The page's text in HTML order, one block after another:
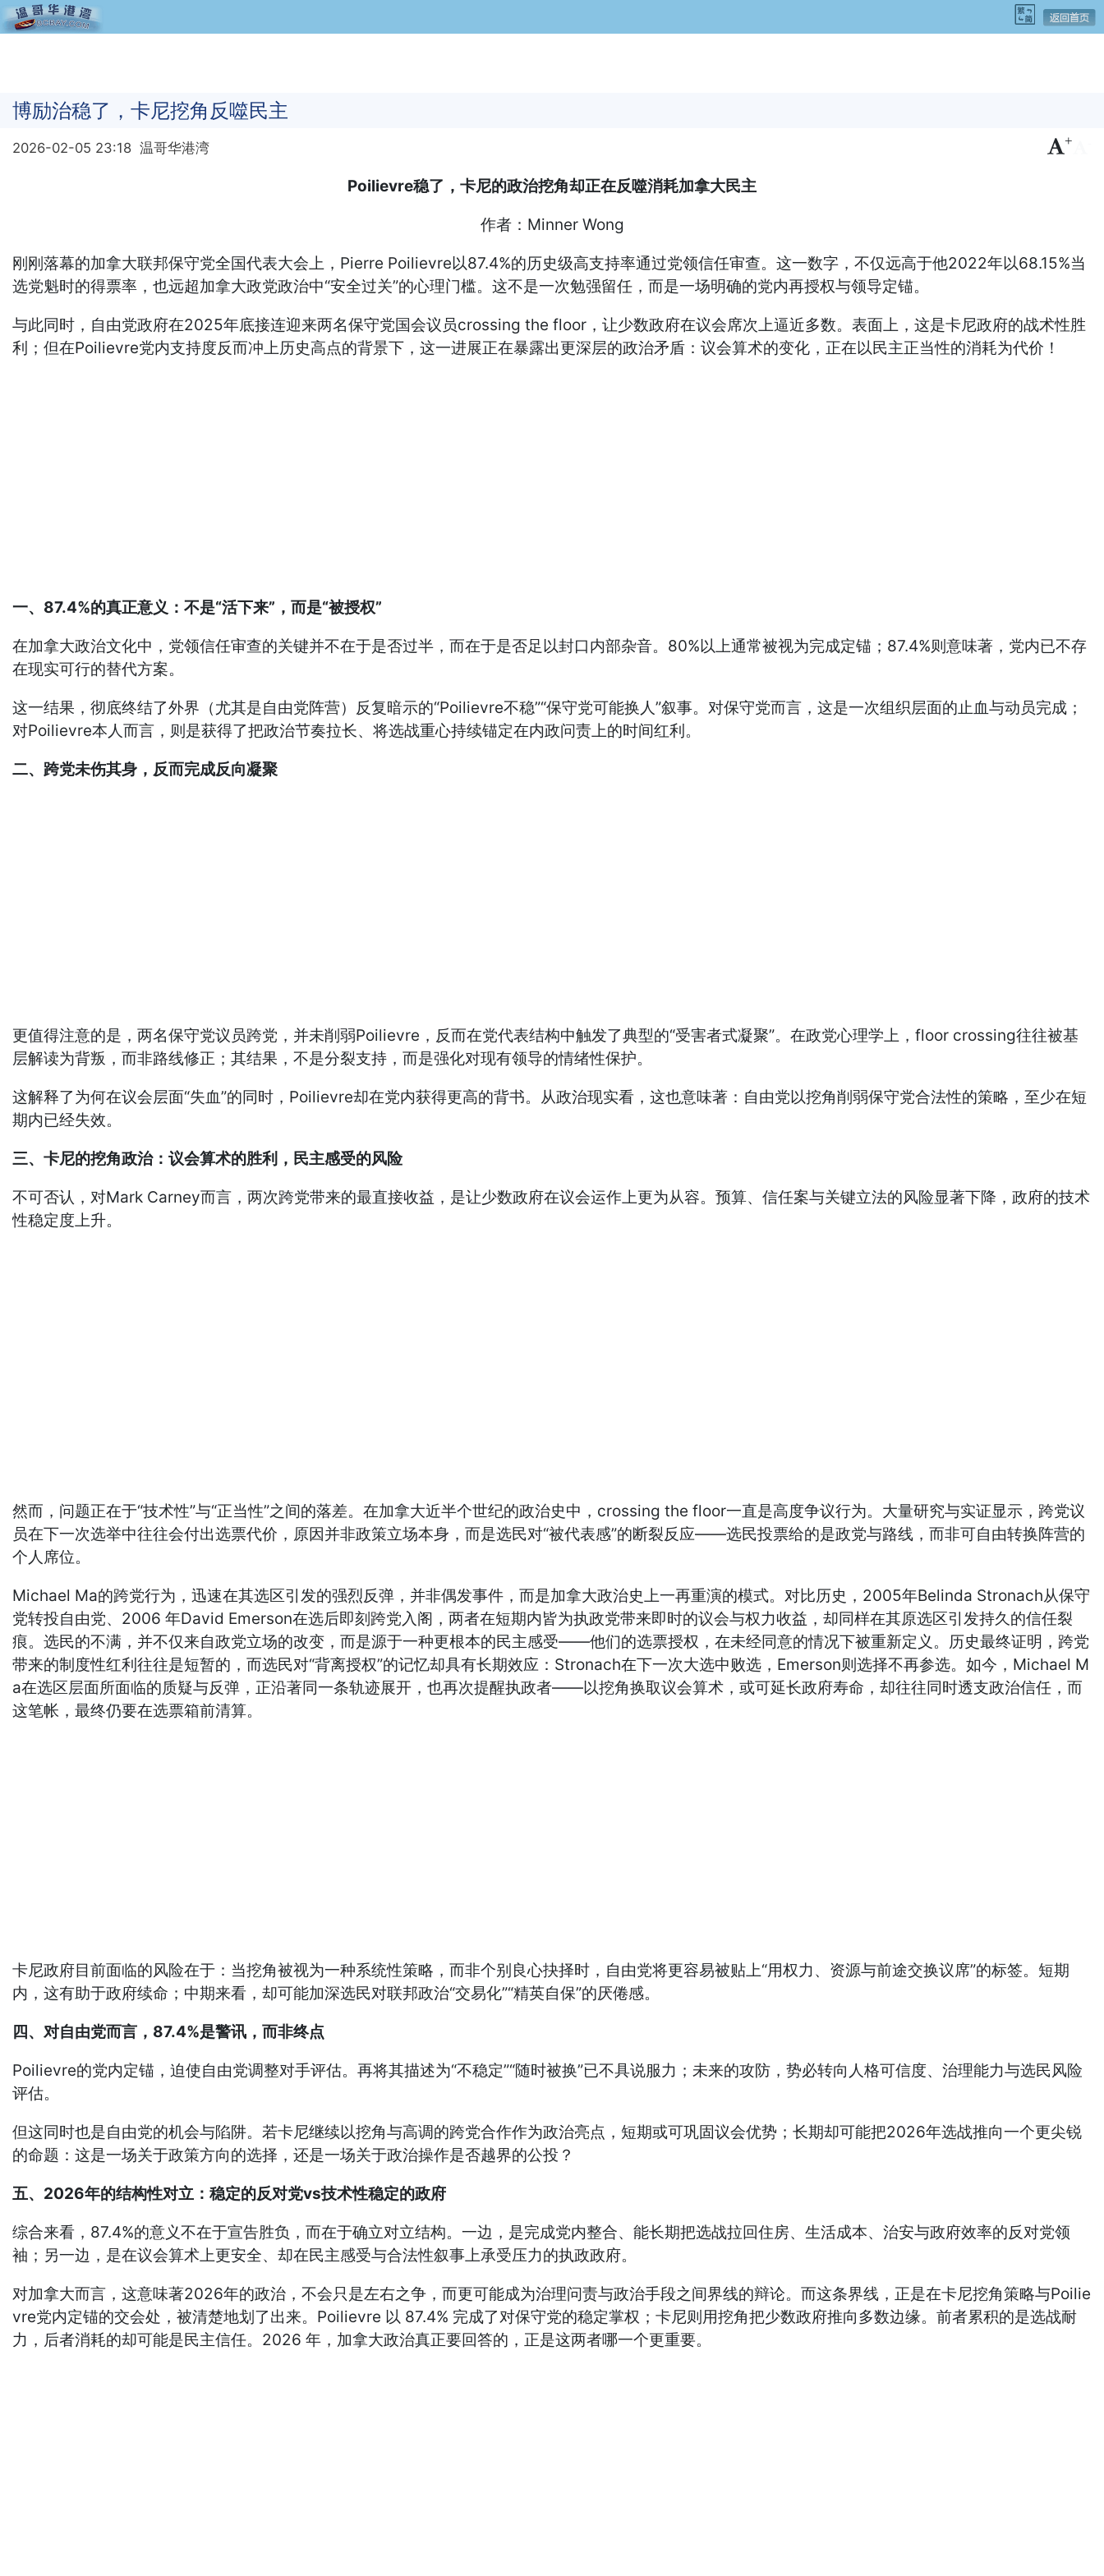
博励治稳了，卡尼挖角反噬民主
2026-02-05 23:18 温哥华港湾 +
Poilievre稳了，卡尼的政治挖角却正在反噬消耗加拿大民主
作者：Minner Wong
刚刚落幕的加拿大联邦保守党全国代表大会上，Pierre Poilievre以87.4%的历史级高支持率通过党领信任审查。这一数字，不仅远高于他2022年以68.15%当
选党魁时的得票率，也远超加拿大政党政治中“安全过关”的心理门槛。这不是一次勉强留任，而是一场明确的党内再授权与领导定锚。
与此同时，自由党政府在2025年底接连迎来两名保守党国会议员crossing the floor，让少数政府在议会席次上逼近多数。表面上，这是卡尼政府的战术性胜
利；但在Poilievre党内支持度反而冲上历史高点的背景下，这一进展正在暴露出更深层的政治矛盾：议会算术的变化，正在以民主正当性的消耗为代价！
一、87.4%的真正意义：不是“活下来”，而是“被授权”
在加拿大政治文化中，党领信任审查的关键并不在于是否过半，而在于是否足以封口内部杂音。80%以上通常被视为完成定锚；87.4%则意味著，党内已不存
在现实可行的替代方案。
这一结果，彻底终结了外界（尤其是自由党阵营）反复暗示的“Poilievre不稳”“保守党可能换人”叙事。对保守党而言，这是一次组织层面的止血与动员完成；
对Poilievre本人而言，则是获得了把政治节奏拉长、将选战重心持续锚定在内政问责上的时间红利。
二、跨党未伤其身，反而完成反向凝聚
更值得注意的是，两名保守党议员跨党，并未削弱Poilievre，反而在党代表结构中触发了典型的“受害者式凝聚”。在政党心理学上，floor crossing往往被基
层解读为背叛，而非路线修正；其结果，不是分裂支持，而是强化对现有领导的情绪性保护。
这解释了为何在议会层面“失血”的同时，Poilievre却在党内获得更高的背书。从政治现实看，这也意味著：自由党以挖角削弱保守党合法性的策略，至少在短
期内已经失效。
三、卡尼的挖角政治：议会算术的胜利，民主感受的风险
不可否认，对Mark Carney而言，两次跨党带来的最直接收益，是让少数政府在议会运作上更为从容。预算、信任案与关键立法的风险显著下降，政府的技术
性稳定度上升。
然而，问题正在于“技术性”与“正当性”之间的落差。在加拿大近半个世纪的政治史中，crossing the floor一直是高度争议行为。大量研究与实证显示，跨党议
员在下一次选举中往往会付出选票代价，原因并非政策立场本身，而是选民对“被代表感”的断裂反应——选民投票给的是政党与路线，而非可自由转换阵营的
个人席位。
Michael Ma的跨党行为，迅速在其选区引发的强烈反弹，并非偶发事件，而是加拿大政治史上一再重演的模式。对比历史，2005年Belinda Stronach从保守
党转投自由党、2006 年David Emerson在选后即刻跨党入阁，两者在短期内皆为执政党带来即时的议会与权力收益，却同样在其原选区引发持久的信任裂
痕。选民的不满，并不仅来自政党立场的改变，而是源于一种更根本的民主感受——他们的选票授权，在未经同意的情况下被重新定义。历史最终证明，跨党
带来的制度性红利往往是短暂的，而选民对“背离授权”的记忆却具有长期效应：Stronach在下一次大选中败选，Emerson则选择不再参选。如今，Michael M
a在选区层面所面临的质疑与反弹，正沿著同一条轨迹展开，也再次提醒执政者——以挖角换取议会算术，或可延长政府寿命，却往往同时透支政治信任，而
这笔帐，最终仍要在选票箱前清算。
卡尼政府目前面临的风险在于：当挖角被视为一种系统性策略，而非个别良心抉择时，自由党将更容易被贴上“用权力、资源与前途交换议席”的标签。短期
内，这有助于政府续命；中期来看，却可能加深选民对联邦政治“交易化”“精英自保”的厌倦感。
四、对自由党而言，87.4%是警讯，而非终点
Poilievre的党内定锚，迫使自由党调整对手评估。再将其描述为“不稳定”“随时被换”已不具说服力；未来的攻防，势必转向人格可信度、治理能力与选民风险
评估。
但这同时也是自由党的机会与陷阱。若卡尼继续以挖角与高调的跨党合作作为政治亮点，短期或可巩固议会优势；长期却可能把2026年选战推向一个更尖锐
的命题：这是一场关于政策方向的选择，还是一场关于政治操作是否越界的公投？
五、2026年的结构性对立：稳定的反对党vs技术性稳定的政府
综合来看，87.4%的意义不在于宣告胜负，而在于确立对立结构。一边，是完成党内整合、能长期把选战拉回住房、生活成本、治安与政府效率的反对党领
袖；另一边，是在议会算术上更安全、却在民主感受与合法性叙事上承受压力的执政政府。
对加拿大而言，这意味著2026年的政治，不会只是左右之争，而更可能成为治理问责与政治手段之间界线的辩论。而这条界线，正是在卡尼挖角策略与Poilie
vre党内定锚的交会处，被清楚地划了出来。Poilievre 以 87.4% 完成了对保守党的稳定掌权；卡尼则用挖角把少数政府推向多数边缘。前者累积的是选战耐
力，后者消耗的却可能是民主信任。2026 年，加拿大政治真正要回答的，正是这两者哪一个更重要。